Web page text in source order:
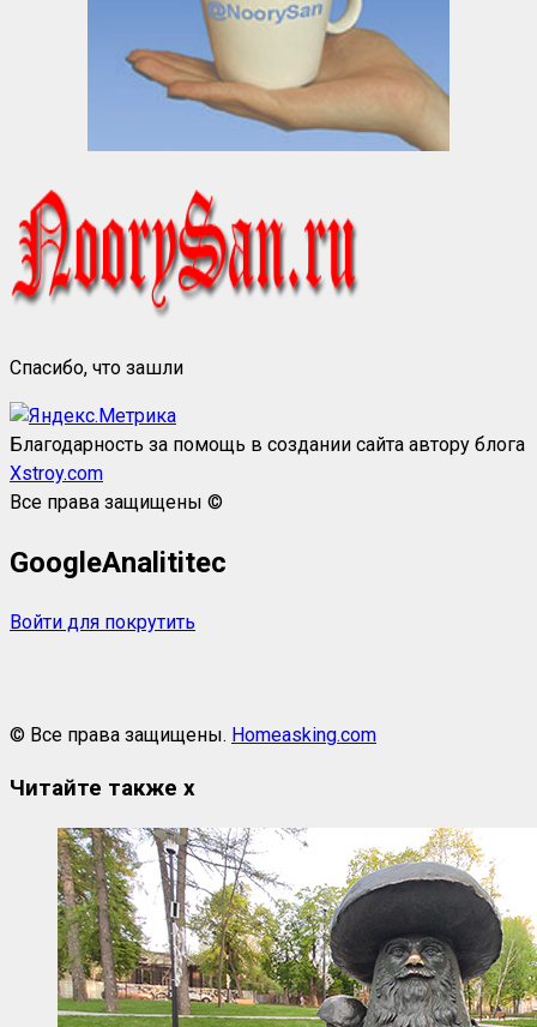
Спасибо, что зашли
Благодарность за помощь в создании сайта автору блога
Xstroy.com
Все права защищены ©
GoogleAnalititec
Войти для покрутить
© Все права защищены. Homeasking.com
Читайте также x